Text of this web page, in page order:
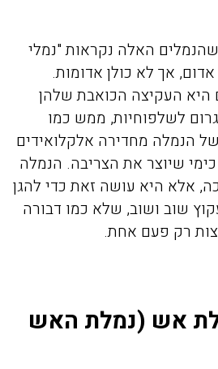
האלה נקראות "נמלי
אך לא כולן אדומות.
העקיצה הכואבת שלהן
לשלפוחיות, ממש כמו
הנמלה מחדירה אלקלואידים
כימי שיוצר את הצריבה. הנמלה
אלא היא עושה זאת כדי להגן
שוב ושוב, שלא כמו דבורה
רק פעם אחת.
אש (נמלת האש